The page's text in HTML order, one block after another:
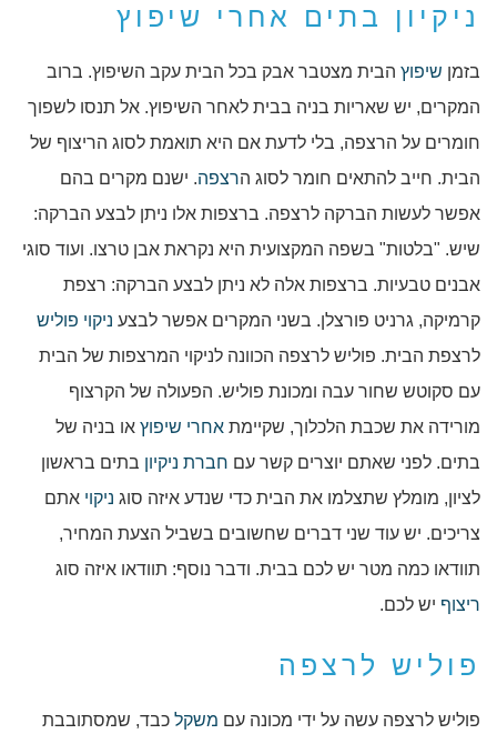
ניקיון בתים אחרי שיפוץ
בזמן שיפוץ הבית מצטבר אבק בכל הבית עקב השיפוץ. ברוב
המקרים, יש שאריות בניה בבית לאחר השיפוץ. אל תנסו לשפוך
חומרים על הרצפה, בלי לדעת אם היא תואמת לסוג הריצוף של
הבית. חייב להתאים חומר לסוג הרצפה. ישנם מקרים בהם
אפשר לעשות הברקה לרצפה. ברצפות אלו ניתן לבצע הברקה:
שיש. "בלטות" בשפה המקצועית היא נקראת אבן טרצו. ועוד סוגי
אבנים טבעיות. ברצפות אלה לא ניתן לבצע הברקה: רצפת
קרמיקה, גרניט פורצלן. בשני המקרים אפשר לבצע ניקוי פוליש
לרצפת הבית. פוליש לרצפה הכוונה לניקוי המרצפות של הבית
עם סקוטש שחור עבה ומכונת פוליש. הפעולה של הקרצוף
מורידה את שכבת הלכלוך, שקיימת אחרי שיפוץ או בניה של
בתים. לפני שאתם יוצרים קשר עם חברת ניקיון בתים בראשון
לציון, מומלץ שתצלמו את הבית כדי שנדע איזה סוג ניקוי אתם
צריכים. יש עוד שני דברים שחשובים בשביל הצעת המחיר,
תוודאו כמה מטר יש לכם בבית. ודבר נוסף: תוודאו איזה סוג
ריצוף יש לכם.
פוליש לרצפה
פוליש לרצפה עשה על ידי מכונה עם משקל כבד, שמסתובבת